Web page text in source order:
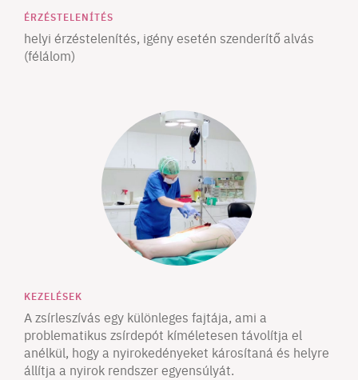
ÉRZÉSTELENÍTÉS
helyi érzéstelenítés, igény esetén szenderítő alvás
(félálom)
KEZELÉSEK
A zsírleszívás egy különleges fajtája, ami a
problematikus zsírdepót kíméletesen távolítja el
anélkül, hogy a nyirokedényeket károsítaná és helyre
állítja a nyirok rendszer egyensúlyát.